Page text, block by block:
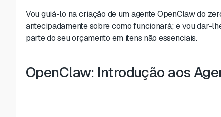
Vou guiá-lo na criação de um agente OpenClaw do
antecipadamente sobre como funcionará; e vou dar-
parte do seu orçamento em itens não essenciais.
OpenClaw: Introdução aos